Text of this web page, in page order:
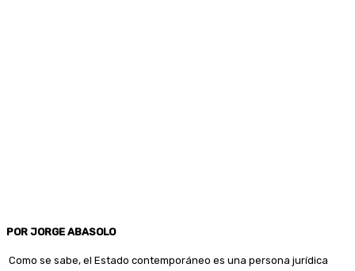
POR JORGE ABASOLO
Como se sabe, el Estado contemporáneo es una persona jurídica